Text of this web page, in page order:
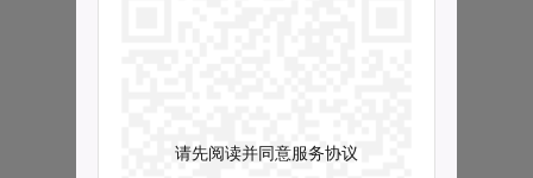
请先阅读并同意服务协议